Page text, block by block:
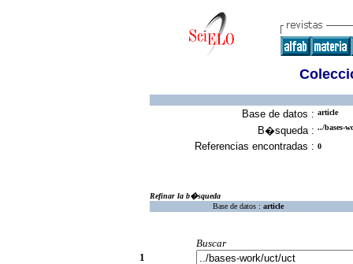
Base de datos : article
B�squeda : ../bases-
Referencias encontradas : 0
Refinar la b�squeda
Base de datos : article
Buscar
1